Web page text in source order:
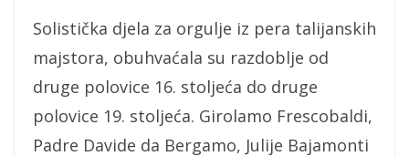
Solistička djela za orgulje iz pera talijanskih
majstora, obuhvaćala su razdoblje od
druge polovice 16. stoljeća do druge
polovice 19. stoljeća. Girolamo Frescobaldi,
Padre Davide da Bergamo, Julije Bajamonti